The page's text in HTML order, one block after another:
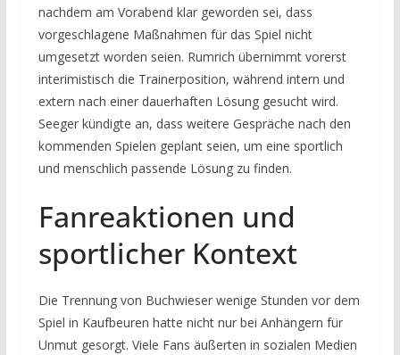
nachdem am Vorabend klar geworden sei, dass
vorgeschlagene Maßnahmen für das Spiel nicht
umgesetzt worden seien. Rumrich übernimmt vorerst
interimistisch die Trainerposition, während intern und
extern nach einer dauerhaften Lösung gesucht wird.
Seeger kündigte an, dass weitere Gespräche nach den
kommenden Spielen geplant seien, um eine sportlich
und menschlich passende Lösung zu finden.
Fanreaktionen und
sportlicher Kontext
Die Trennung von Buchwieser wenige Stunden vor dem
Spiel in Kaufbeuren hatte nicht nur bei Anhängern für
Unmut gesorgt. Viele Fans äußerten in sozialen Medien